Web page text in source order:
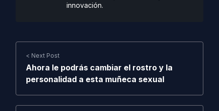
innovación.
< Next Post
Ahora le podrás cambiar el rostro y la
personalidad a esta muñeca sexual